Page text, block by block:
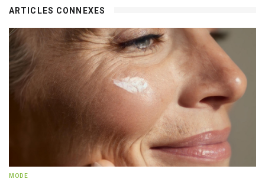
ARTICLES CONNEXES
MODE